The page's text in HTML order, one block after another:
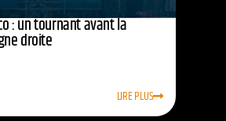
: un tournant avant la
droite
LIRE PLUS